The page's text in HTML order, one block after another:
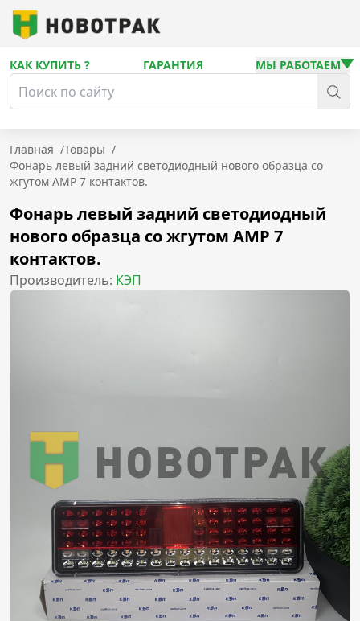
КАК КУПИТЬ ? ГАРАНТИЯ МЫ РАБОТАЕМ
Главная /Товары /
Фонарь левый задний светодиодный нового образца со
жгутом AMP 7 контактов.
Фонарь левый задний светодиодный
нового образца со жгутом AMP 7
контактов.
Производитель: КЭП